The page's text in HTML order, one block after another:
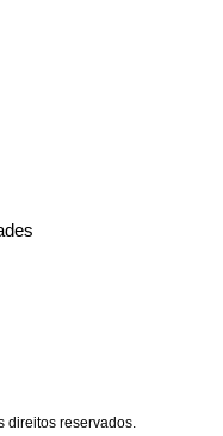
direitos reservados.